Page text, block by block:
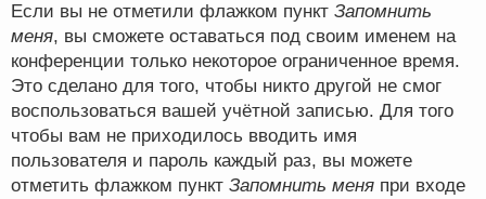
Если вы не отметили флажком пункт Запомнить
меня, вы сможете оставаться под своим именем на
конференции только некоторое ограниченное время.
Это сделано для того, чтобы никто другой не смог
воспользоваться вашей учётной записью. Для того
чтобы вам не приходилось вводить имя
пользователя и пароль каждый раз, вы можете
отметить флажком пункт Запомнить меня при входе